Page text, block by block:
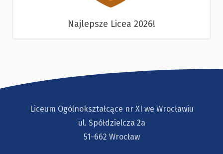
Najlepsze Licea 2026!
Liceum Ogólnokształcące nr XI we Wrocławiu
ul. Spółdzielcza 2a
51-662 Wrocław